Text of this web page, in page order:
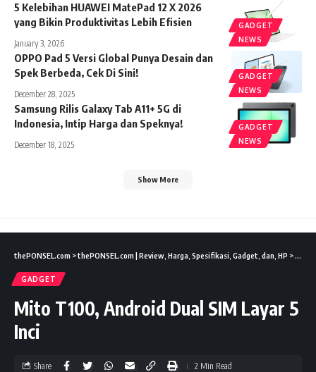
GADGET
NEWS
5 Kelebihan HUAWEI MatePad 12 X 2026
yang Bikin Produktivitas Lebih Efisien
January 3, 2026
GADGET
NEWS
OPPO Pad 5 Versi Global Punya Desain dan
Spek Berbeda, Cek Di Sini!
December 28, 2025
GADGET
NEWS
Samsung Rilis Galaxy Tab A11+ 5G di
Indonesia, Intip Harga dan Speknya!
December 18, 2025
Show More
thePONSEL.com >thePONSEL.com | Review, Harga, Spesifikasi, Gadget, dan, HP >
GADGET
Mito T100, Android Dual SIM Layar 5
Inci
Share 2 Min Read